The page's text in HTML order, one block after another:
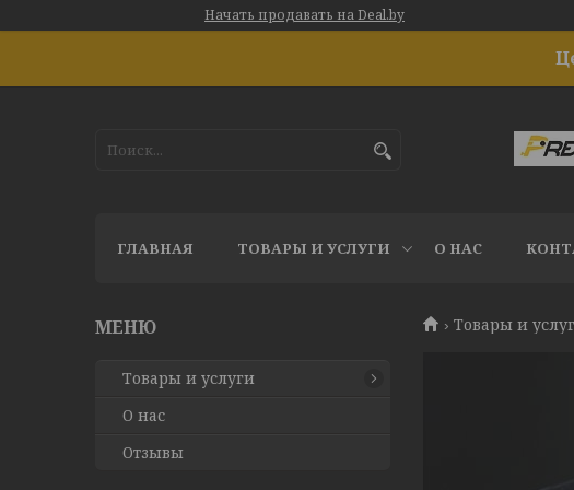
Начать продавать на Deal.by
ГЛАВНАЯ ТОВАРЫ И УСЛУГИ О НАС
Товары и
Товары и услуги
О нас
Отзывы